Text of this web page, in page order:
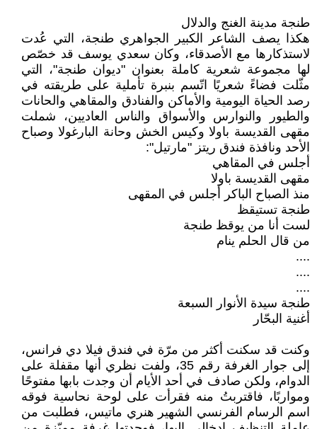
طنجة مدينة الغنج والدلال
هكذا يصف الشاعر الكبير الجواهري طنجة، التي عُدت
لاستذكارها مع الأصدقاء، وكان سعدي يوسف قد خصّص
لها مجموعة شعرية كاملة بعنوان "ديوان طنجة"، التي
مثّلت فضاءً شعريًا اتّسم بنبرة تأملية على طريقته في
رصد الحياة اليومية والأماكن والفنادق والمقاهي والحانات
والطيور والنوارس والأسواق والناس العاديين، شملت
مقهى القديسة باولا وكيس الخش وحانة البارغولا وصباح
الأحد ونافذة فندق ريتز "مارتيل":
أجلس في المقاهي
مقهى القديسة باولا
منذ الصباح الباكر أجلس في المقهى
طنجة تستيقظ
لست أنا من يوقظ طنجة
من قال الحلم ينام
....
....
....
طنجة سيدة الأنوار السبعة
أغنية البحّار
وكنت قد سكنت أكثر من مرّة في فندق فيلا دي فرانس،
إلى جوار الغرفة رقم 35، ولفت نظري أنها مقفلة على
الدوام، ولكن صادف في أحد الأيام أن وجدت بابها مفتوحًا
ومواربًا، فاقتربتُ منه فقرأت على لوحة نحاسية فوقه
اسم الرسام الفرنسي الشهير هنري ماتيس، فطلبت من